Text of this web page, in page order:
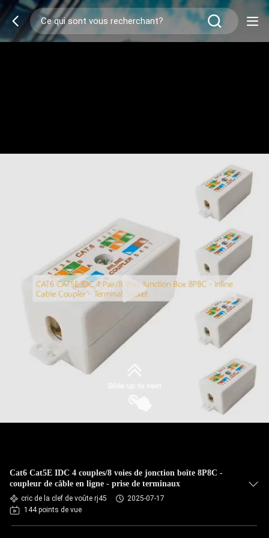
Cat6 Cat5E IDC 4 couples/8 voies de jonction boîte 8P8C -
coupleur de câble en ligne - prise de terminaux
cric de la clef de voûte rj45
2025-07-17
144 points de vue